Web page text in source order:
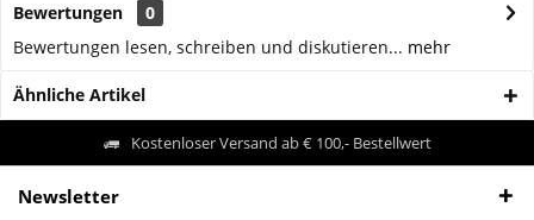
Bewertungen
0
Bewertungen lesen, schreiben und diskutieren... mehr
Ähnliche Artikel
Kostenloser Versand ab € 100,- Bestellwert
Newsletter